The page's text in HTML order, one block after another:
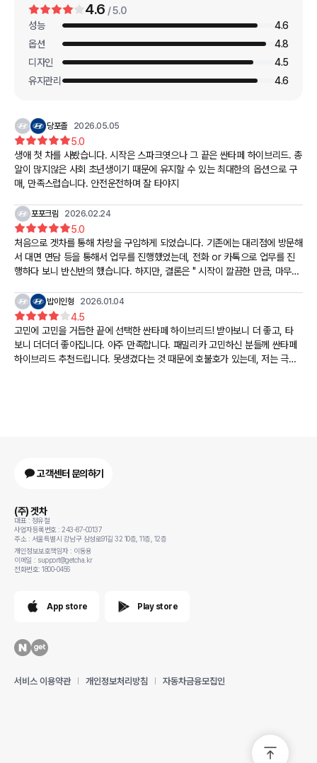
4.6 / 5.0
성능
4.6
옵션
4.8
디자인
4.5
유지관리
4.6
당포졸 2026.05.05
5.0
생애 첫 차를 사봤습니다. 시작은 스파크엿으나 그 끝은 싼타페 하이브리드. 총
알이 많지않은 사회 초년생이기 때문에 유지할 수 있는 최대한의 옵션으로 구
매, 만족스럽습니다. 안전운전하며 잘 타야지
포포크림 2026.02.24
5.0
처음으로 겟차를 통해 차량을 구입하게 되었습니다. 기존에는 대리점에 방문해
서 대면 면담 등을 통해서 업무를 진행했었는데, 전화 or 카톡으로 업무를 진
행하다 보니 반신반의 했습니다. 하지만, 결론은 " 시작이 깔끔한 만큼, 마무리
밥이인형 2026.01.04
4.5
고민에 고민을 거듭한 끝에 선택한 싼타페 하이브리드! 받아보니 더 좋고, 타
보니 더더더 좋아집니다. 아주 만족합니다. 패밀리카 고민하신 분들께 싼타페
하이브리드 추천드립니다. 못생겼다는 것 때문에 호불호가 있는데, 저는 극호
고객센터 문의하기
(주) 겟차
대표 : 정유철
사업자등록번호 : 243-87-00137
주소 : 서울특별시 강남구 삼성로91길 32 10층, 11층, 12층
개인정보보호책임자 : 이동용
이메일 : support@getcha.kr
전화번호: 1800-0456
App store Play store
서비스 이용약관 개인정보처리방침 자동차금융모집인